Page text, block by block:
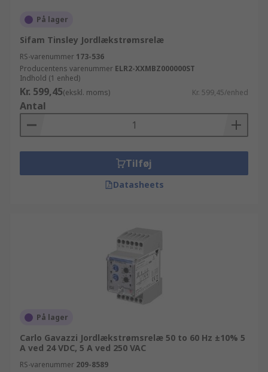
På lager
Sifam Tinsley Jordlækstrømsrelæ
RS-varenummer 173-536
Producentens varenummer ELR2-XXMBZ000000ST
Indhold (1 enhed)
Kr. 599,45(ekskl. moms) Kr. 599,45/enhed
Antal
Tilføj
Datasheets
På lager
Carlo Gavazzi Jordlækstrømsrelæ 50 to 60 Hz ±10% 5
A ved 24 VDC, 5 A ved 250 VAC
RS-varenummer 209-8589